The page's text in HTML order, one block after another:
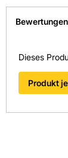
Bewertungen
Dieses
Produkt